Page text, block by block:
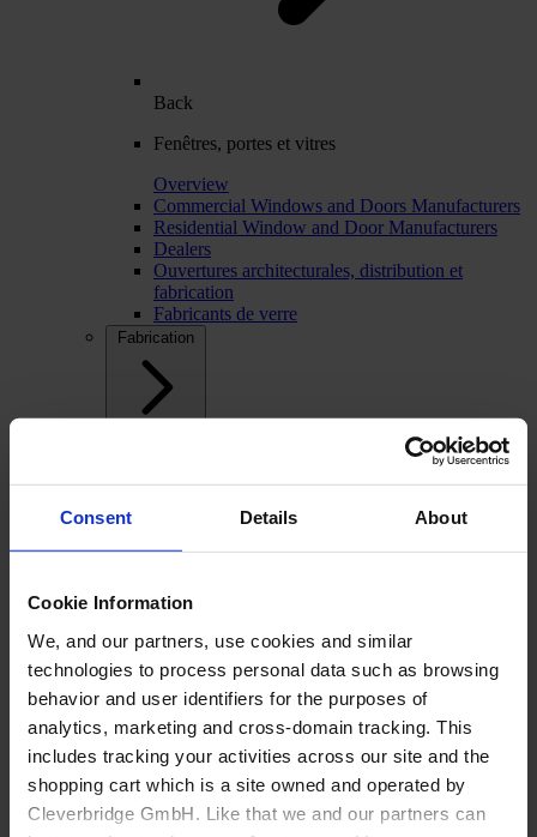
Consent Details About
Cookie Information
We, and our partners, use cookies and similar
technologies to process personal data such as browsing
behavior and user identifiers for the purposes of
analytics, marketing and cross-domain tracking. This
includes tracking your activities across our site and the
shopping cart which is a site owned and operated by
Cleverbridge GmbH. Like that we and our partners can
Back
Fenêtres, portes et vitres
Overview
Commercial Windows and Doors Manufacturers
Residential Window and Door Manufacturers
Dealers
Ouvertures architecturales, distribution et
fabrication
Fabricants de verre
Fabrication
Back